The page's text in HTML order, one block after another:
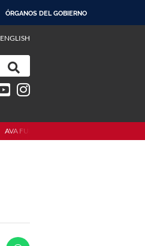
ÓRGANOS DEL GOBIERNO
ENGLISH
AVA FURG